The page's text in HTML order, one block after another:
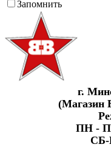
Запомнить
г.
(Магазин
ПН -
СБ-